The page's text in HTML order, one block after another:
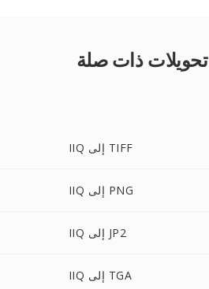
تحويلات ذات صلة
IIQ إلى TIFF
IIQ إلى PNG
IIQ إلى JP2
IIQ إلى TGA